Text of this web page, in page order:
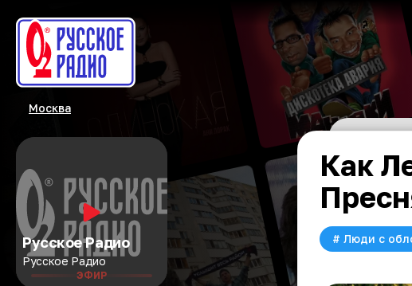
Москва
Русское Радио
Русское Радио
ЭФИР
Как
# Люди с